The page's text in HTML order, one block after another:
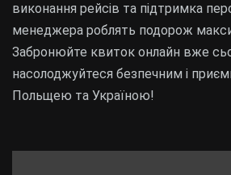
виконання рейсів та підтримка
менеджера роблять подорож
Забронюйте квиток онлайн вже
насолоджуйтеся безпечним і
Польщею та Україною!